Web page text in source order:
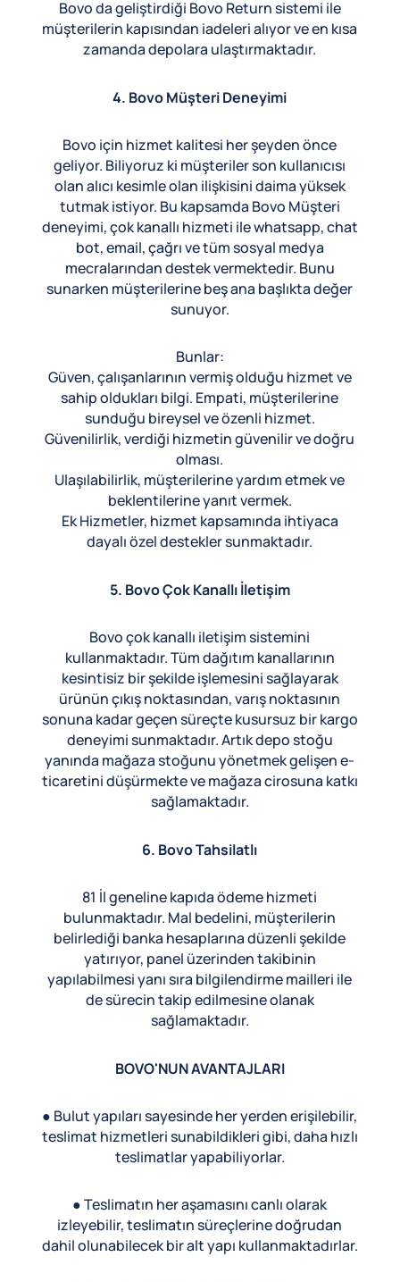
Bovo da geliştirdiği Bovo Return sistemi ile
müşterilerin kapısından iadeleri alıyor ve en kısa
zamanda depolara ulaştırmaktadır.
4. Bovo Müşteri Deneyimi
Bovo için hizmet kalitesi her şeyden önce
geliyor. Biliyoruz ki müşteriler son kullanıcısı
olan alıcı kesimle olan ilişkisini daima yüksek
tutmak istiyor. Bu kapsamda Bovo Müşteri
deneyimi, çok kanallı hizmeti ile whatsapp, chat
bot, email, çağrı ve tüm sosyal medya
mecralarından destek vermektedir. Bunu
sunarken müşterilerine beş ana başlıkta değer
sunuyor.
Bunlar:
Güven, çalışanlarının vermiş olduğu hizmet ve
sahip oldukları bilgi. Empati, müşterilerine
sunduğu bireysel ve özenli hizmet.
Güvenilirlik, verdiği hizmetin güvenilir ve doğru
olması.
Ulaşılabilirlik, müşterilerine yardım etmek ve
beklentilerine yanıt vermek.
Ek Hizmetler, hizmet kapsamında ihtiyaca
dayalı özel destekler sunmaktadır.
5. Bovo Çok Kanallı İletişim
Bovo çok kanallı iletişim sistemini
kullanmaktadır. Tüm dağıtım kanallarının
kesintisiz bir şekilde işlemesini sağlayarak
ürünün çıkış noktasından, varış noktasının
sonuna kadar geçen süreçte kusursuz bir kargo
deneyimi sunmaktadır. Artık depo stoğu
yanında mağaza stoğunu yönetmek gelişen e-
ticaretini düşürmekte ve mağaza cirosuna katkı
sağlamaktadır.
6. Bovo Tahsilatlı
81 İl geneline kapıda ödeme hizmeti
bulunmaktadır. Mal bedelini, müşterilerin
belirlediği banka hesaplarına düzenli şekilde
yatırıyor, panel üzerinden takibinin
yapılabilmesi yanı sıra bilgilendirme mailleri ile
de sürecin takip edilmesine olanak
sağlamaktadır.
BOVO'NUN AVANTAJLARI
● Bulut yapıları sayesinde her yerden erişilebilir,
teslimat hizmetleri sunabildikleri gibi, daha hızlı
teslimatlar yapabiliyorlar.
● Teslimatın her aşamasını canlı olarak
izleyebilir, teslimatın süreçlerine doğrudan
dahil olunabilecek bir alt yapı kullanmaktadırlar.